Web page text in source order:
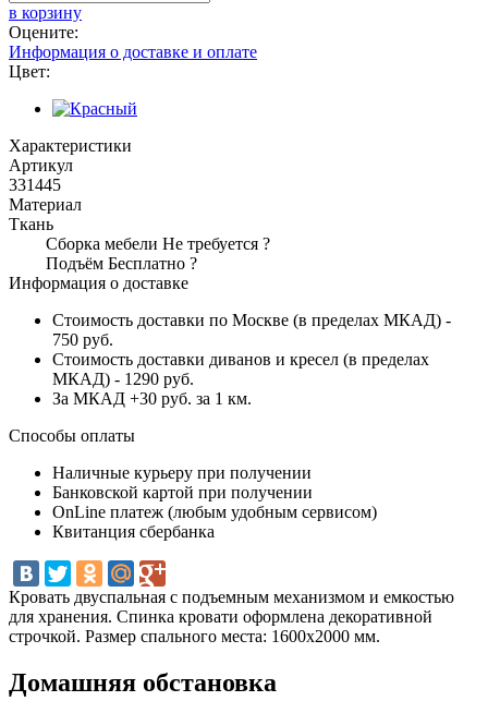
в корзину
Оцените:
Информация о доставке и оплате
Цвет:
Характеристики
Артикул
331445
Материал
Ткань
Сборка мебели Не требуется ?
Подъём Бесплатно ?
Информация о доставке
Стоимость доставки по Москве (в пределах МКАД) -
750 руб.
Стоимость доставки диванов и кресел (в пределах
МКАД) - 1290 руб.
За МКАД +30 руб. за 1 км.
Способы оплаты
Наличные курьеру при получении
Банковской картой при получении
OnLine платеж (любым удобным сервисом)
Квитанция сбербанка
Кровать двуспальная с подъемным механизмом и емкостью
для хранения. Спинка кровати оформлена декоративной
строчкой. Размер спального места: 1600х2000 мм.
Домашняя обстановка